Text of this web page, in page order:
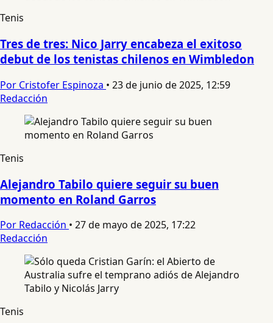
Tenis
Tres de tres: Nico Jarry encabeza el exitoso
debut de los tenistas chilenos en Wimbledon
Por Cristofer Espinoza • 23 de junio de 2025, 12:59
Redacción
Tenis
Alejandro Tabilo quiere seguir su buen
momento en Roland Garros
Por Redacción • 27 de mayo de 2025, 17:22
Redacción
Tenis